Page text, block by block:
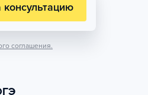
консультацию
соглашения.